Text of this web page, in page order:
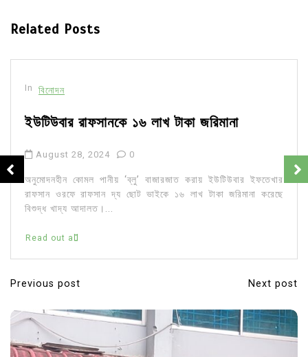
Related Posts
In বিনোদন
ইউটিউবার রাফসানকে ১৬ লাখ টাকা জরিমানা
August 28, 2024 0
অনুমোদনহীন কোমল পানীয় ‘ব্লু’ বাজারজাত করায় ইউটিউবার ইফতেখার
রাফসান ওরফে রাফসান দ্য ছোট ভাইকে ১৬ লাখ টাকা জরিমানা করেছে
বিশুদ্ধ খাদ্য আদালত।...
Read out all
P
o
t
Previous post Next post